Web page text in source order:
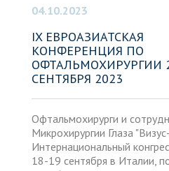
04.10.2023
IX ЕВРОАЗИАТСКАЯ
КОНФЕРЕНЦИЯ ПО
ОФТАЛЬМОХИРУРГИИ
СЕНТЯБРЯ 2023
Офтальмохирурги и
Микрохирургии Глаза
Интернациональный
18-19 сентября в Италии,